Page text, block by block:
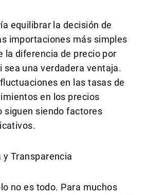
equilibrar la decisión de
importaciones más simples
la diferencia de precio por
sea una verdadera ventaja.
en las tasas de
en los precios
siguen siendo factores
y Transparencia
no es todo. Para muchos